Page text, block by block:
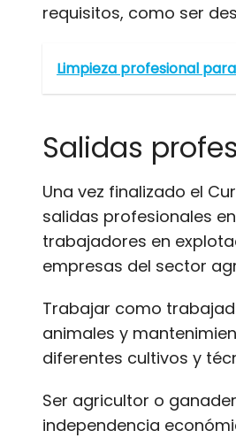
requisitos, como ser
Limpieza profesional
Salidas
Una vez finalizado el
salidas profesionales
trabajadores en
empresas del sector
Trabajar como
animales y
diferentes cultivos y
Ser agricultor o
independencia